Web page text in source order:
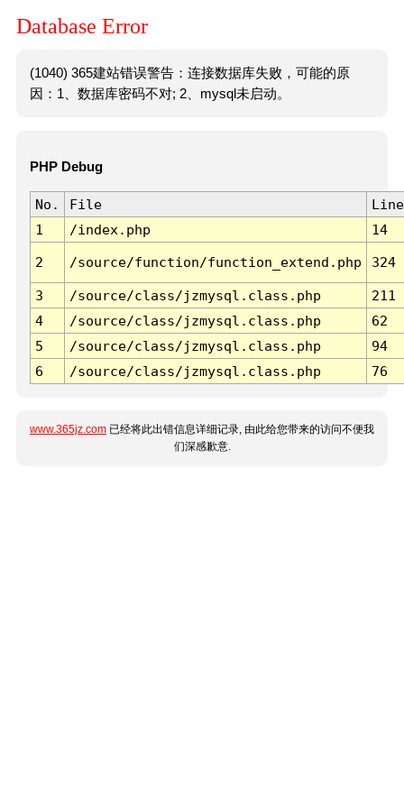
Database Error
(1040) 365建站错误警告：连接数据库失败，可能的原
因：1、数据库密码不对; 2、mysql未启动。
PHP Debug
No. File
Line
1
/index.php 14
2 /source/function/function_extend.php 324
3 /source/class/jzmysql.class.php
211
4
/source/class/jzmysql.class.php
62
5
/source/class/jzmysql.class.php
94
6
/source/class/jzmysql.class.php 76
www.365jz.com 已经将此出错信息详细记录, 由此给您带来的访问不便我
们深感歉意.